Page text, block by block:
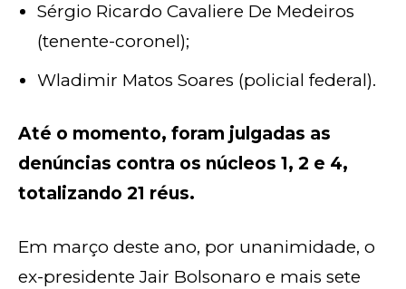
Sérgio Ricardo Cavaliere De Medeiros
(tenente-coronel);
Wladimir Matos Soares (policial federal).
Até o momento, foram julgadas as
denúncias contra os núcleos 1, 2 e 4,
totalizando 21 réus.
Em março deste ano, por unanimidade, o
ex-presidente Jair Bolsonaro e mais sete